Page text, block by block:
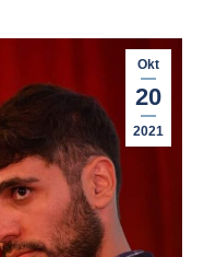
Okt
20
2021